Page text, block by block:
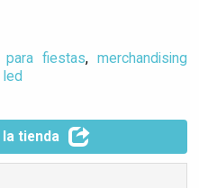
para fiestas, merchandising
tienda